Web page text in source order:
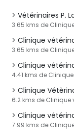
Vétérinaires P.
3.65 kms de
Clinique
3.65 kms de
Clinique
4.41 kms de
Clinique
6.2 kms de Clinique
Clinique
7.99 kms de